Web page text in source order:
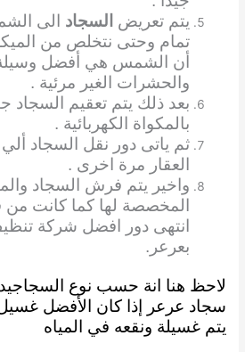
يتم تعريض السجاد الى
تمام وحتى نتخلص من
أن الشمس هي أفضل وسيلة
والحشرات الغير مرئية .
بعد ذلك يتم تعقيم السجاد
بالمكواة الكهربائية .
ثم ياتى دور نقل السجاد
العقار مرة اخرى .
واخير يتم فرش السجاد
المخصصة لها كما كانت
انتهى دور افضل شركة
بعرعر.
لاحظ هنا انة حسب نوع
سجاد عرعر إذا كان الأفضل غسيل
يتم غسيلة ونقعه في المياه